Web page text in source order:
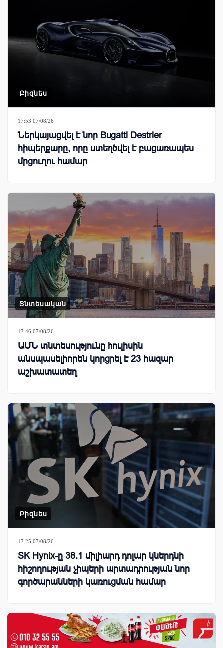
Բիզնես
17:53 07/08/26
Ներկայացվել է նոր Bugatti Destrier
հիպերքարը, որը ստեղծվել է բացառապես
մրցուղու համար
Տնտեսական
17:46 07/08/26
ԱՄՆ տնտեսությունը հուլիսին
անսպասելիորեն կորցրել է 23 հազար
աշխատատեղ
Բիզնես
17:25 07/08/26
SK Hynix-ը 38.1 միլիարդ դոլար կներդնի
հիշողության չիպերի արտադրության նոր
գործարանների կառուցման համար